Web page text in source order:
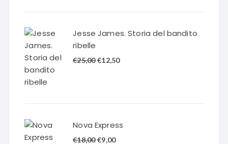
€20,00. €10,00.
Jesse James. Storia del bandito
ribelle
€25,00 Il
€12,50Il
Nova Express
€18,00 Il
€9,00Il